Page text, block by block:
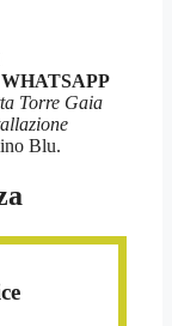
Torre Gaia
Blu.